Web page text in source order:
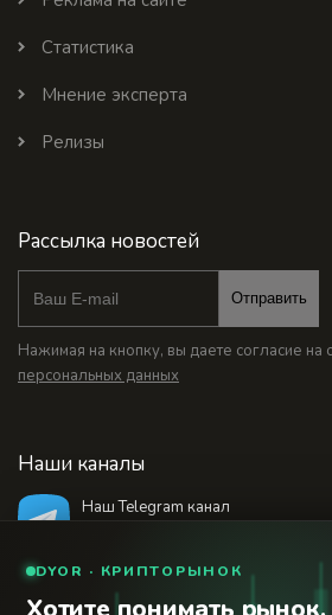
Статистика
Мнение эксперта
Релизы
Рассылка новостей
Отправить
Нажимая на кнопку, вы даете согласие на
персональных данных
Наши каналы
Наш Telegram канал
© 2026 Финансовый интернет-
DYOR · КРИПТОРЫНОК